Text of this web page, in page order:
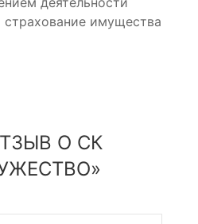
страхование имущества
О СК